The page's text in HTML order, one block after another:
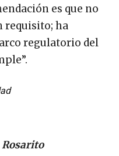
es que no
requisito; ha
regulatorio del
Rosarito